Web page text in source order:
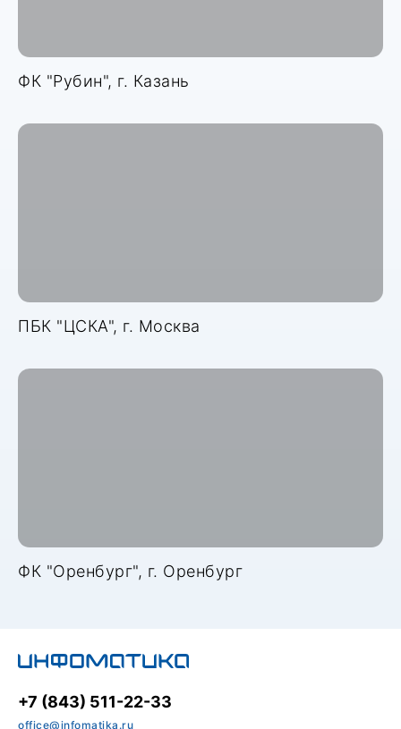
ФК "Рубин", г. Казань
ПБК "ЦСКА", г. Москва
ФК "Оренбург", г. Оренбург
+7 (843) 511-22-33
office@infomatika.ru